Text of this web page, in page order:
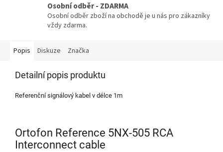
Osobní odběr - ZDARMA
Osobní odběr zboží na obchodě je u nás pro zákazníky
vždy zdarma.
Popis Diskuze Značka
Detailní popis produktu
Referenční signálový kabel v délce 1m
Ortofon Reference 5NX-505 RCA
Interconnect cable